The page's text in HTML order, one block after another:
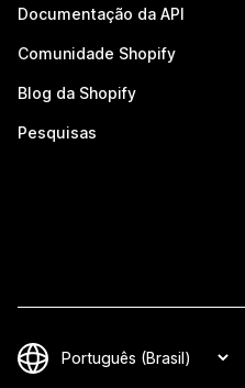
Documentação da API
Comunidade Shopify
Blog da Shopify
Pesquisas